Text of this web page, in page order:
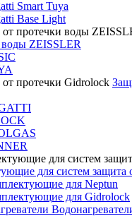
Smart Tuya
Base Light
ZEISSLER
для систем защита
для Neptun
для Gidrolock